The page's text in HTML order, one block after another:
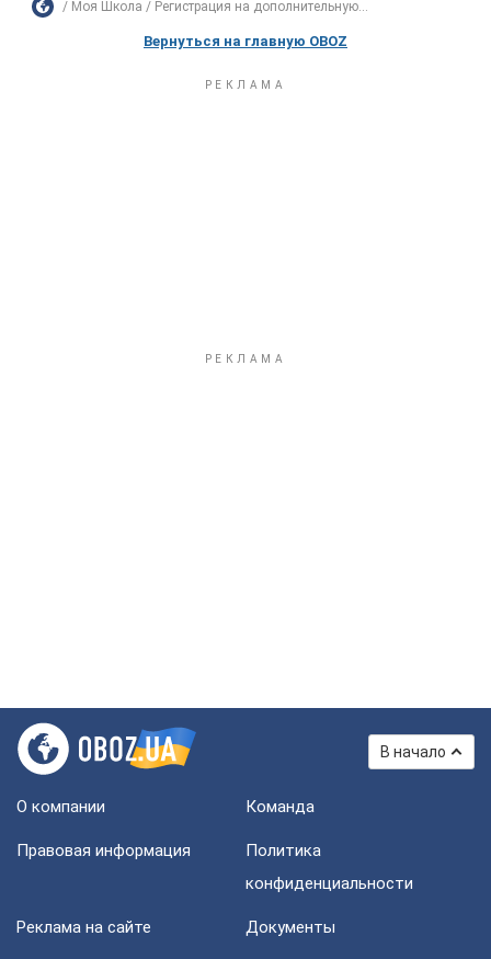
Моя Школа Регистрация на дополнительную...
Вернуться на главную OBOZ
В начало
О компании Команда
Правовая информация
Политика
конфиденциальности
Реклама на сайте Документы